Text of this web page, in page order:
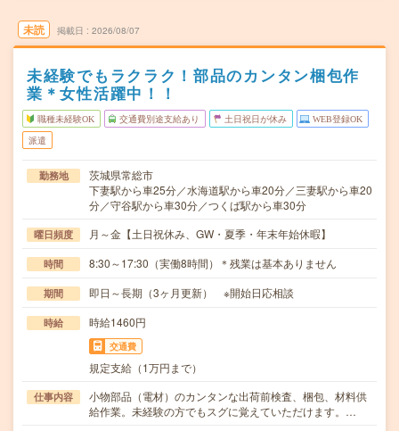
未読 掲載日 2026/08/07
未経験でもラクラク！部品のカンタン梱包作
業＊女性活躍中！！
職種未経験OK 交通費別途支給あり 土日祝日が休み WEB登録OK
派遣
勤務地
茨城県常総市
下妻駅から車25分／水海道駅から車20分／三妻駅から車20
分／守谷駅から車30分／つくば駅から車30分
曜日頻度 月～金【土日祝休み、GW・夏季・年末年始休暇】
時間 8:30～17:30（実働8時間）＊残業は基本ありません
期間 即日～長期（3ヶ月更新） ※開始日応相談
時給 時給1460円
交通費
規定支給（1万円まで）
仕事内容
小物部品（電材）のカンタンな出荷前検査、梱包、材料供
給作業。未経験の方でもスグに覚えていただけます。…